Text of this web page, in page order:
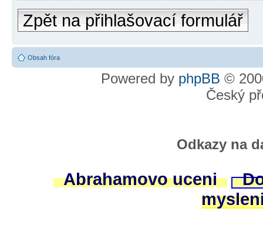
Zpět na přihlašovací formulář
Obsah fóra
Powered by phpBB ©
Český
Odkazy na
Abrahamovo uceni